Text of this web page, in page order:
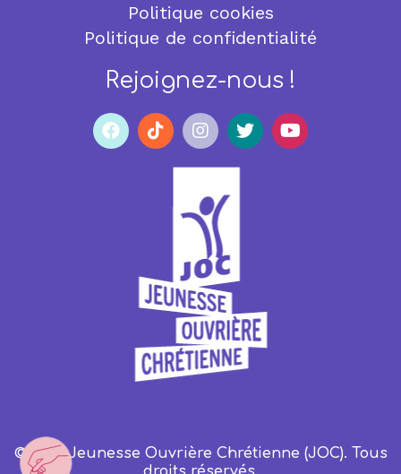
Politique cookies
Politique de confidentialité
Rejoignez-nous !
© 2023 Jeunesse Ouvrière Chrétienne (JOC). Tous